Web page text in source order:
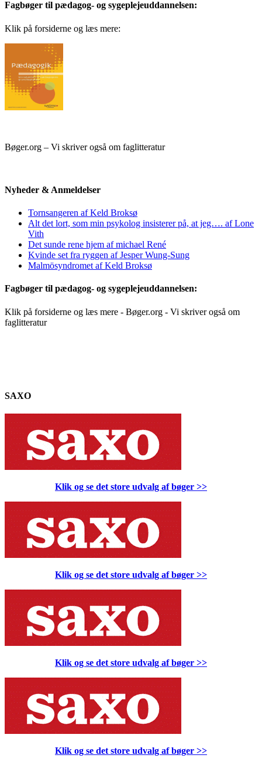
Fagbøger til pædagog- og sygeplejeuddannelsen:
Klik på forsiderne og læs mere:
Bøger.org – Vi skriver også om faglitteratur
Nyheder & Anmeldelser
Tornsangeren af Keld Broksø
Alt det lort, som min psykolog insisterer på, at jeg…. af Lone
Vith
Det sunde rene hjem af michael René
Kvinde set fra ryggen af Jesper Wung-Sung
Malmösyndromet af Keld Broksø
Fagbøger til pædagog- og sygeplejeuddannelsen:
Klik på forsiderne og læs mere - Bøger.org - Vi skriver også om
faglitteratur
SAXO
Klik og se det store udvalg af bøger >>
Klik og se det store udvalg af bøger >>
Klik og se det store udvalg af bøger >>
Klik og se det store udvalg af bøger >>